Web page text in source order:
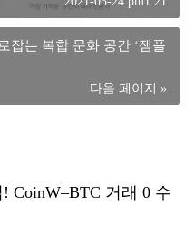
잡는 복합 문화 공간 ‘잼플
다음 페이지 »
CoinW–BTC 거래 0 수